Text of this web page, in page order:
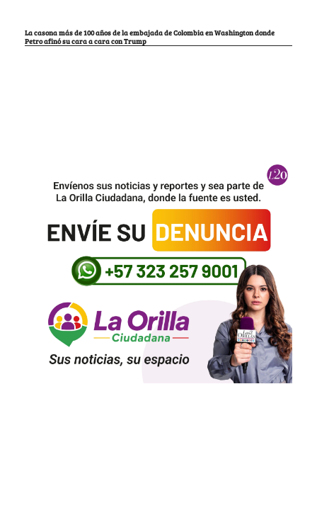
La casona más de 100 años de la embajada de Colombia en Washington donde
Petro afinó su cara a cara con Trump